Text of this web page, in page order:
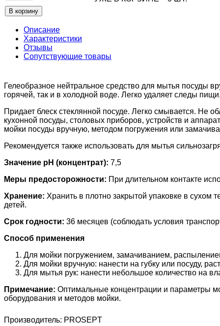
Описание
Характеристики
Отзывы
Сопутствующие товары
Гелеобразное нейтральное средство для мытья посуды
горячей, так и в холодной воде. Легко удаляет следы
Придает блеск стеклянной посуде. Легко смывается. Не
кухонной посуды, столовых приборов, устройств и
мойки посуды вручную, методом погружения или
Рекомендуется также использовать для мытья
Значение pH (концентрат): 7,5
Меры предосторожности: При длительном контакте
Хранение: Хранить в плотно закрытой упаковке в
детей.
Срок годности: 36 месяцев (соблюдать условия
Способ применения
Для мойки погружением, замачиванием,
Для мойки вручную: нанести на губку или посуду,
Для мытья рук: нанести небольшое количество на
Примечание: Оптимальные концентрации и параметры
оборудования и методов мойки.
Производитель: PROSEPT